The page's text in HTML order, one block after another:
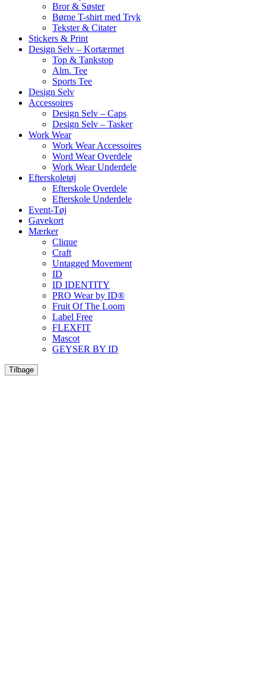
Bror & Søster
Børne T-shirt med Tryk
Tekster & Citater
Stickers & Print
Design Selv – Kortærmet
Top & Tankstop
Alm. Tee
Sports Tee
Design Selv
Accessoires
Design Selv – Caps
Design Selv – Tasker
Work Wear
Work Wear Accessoires
Word Wear Overdele
Work Wear Underdele
Efterskoletøj
Efterskole Overdele
Efterskole Underdele
Event-Tøj
Gavekort
Mærker
Clique
Craft
Untagged Movement
ID
ID IDENTITY
PRO Wear by ID®
Fruit Of The Loom
Label Free
FLEXFIT
Mascot
GEYSER BY ID
Tilbage